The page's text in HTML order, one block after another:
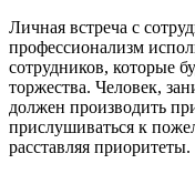
Личная встреча с
профессионализм
сотрудников, которые
торжества. Человек,
должен производить
прислушиваться к
расставляя приоритеты.